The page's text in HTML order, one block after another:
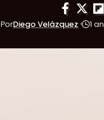
PorDiego Velázquez 1